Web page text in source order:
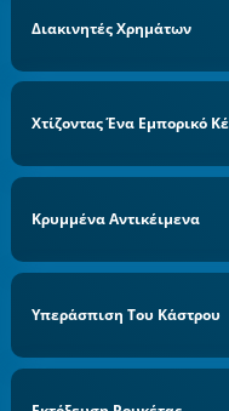
Διακινητές Χρημάτων
Χτίζοντας Ένα Εμπορικό
Κρυμμένα Αντικέιμενα
Υπεράσπιση Του Κάστρου